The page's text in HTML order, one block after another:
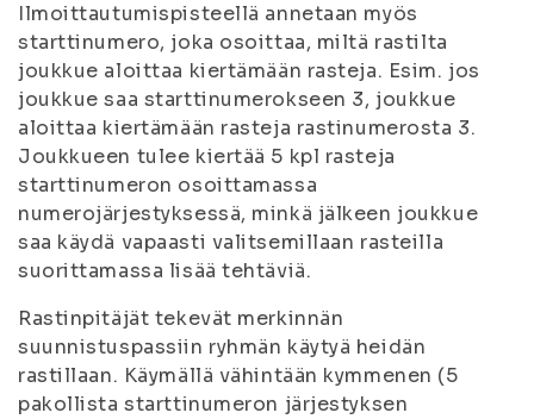
Ilmoittautumispisteellä annetaan myös
starttinumero, joka osoittaa, miltä rastilta
joukkue aloittaa kiertämään rasteja. Esim. jos
joukkue saa starttinumerokseen 3, joukkue
aloittaa kiertämään rasteja rastinumerosta 3.
Joukkueen tulee kiertää 5 kpl rasteja
starttinumeron osoittamassa
numerojärjestyksessä, minkä jälkeen joukkue
saa käydä vapaasti valitsemillaan rasteilla
suorittamassa lisää tehtäviä.
Rastinpitäjät tekevät merkinnän
suunnistuspassiin ryhmän käytyä heidän
rastillaan. Käymällä vähintään kymmenen (5
pakollista starttinumeron järjestyksen